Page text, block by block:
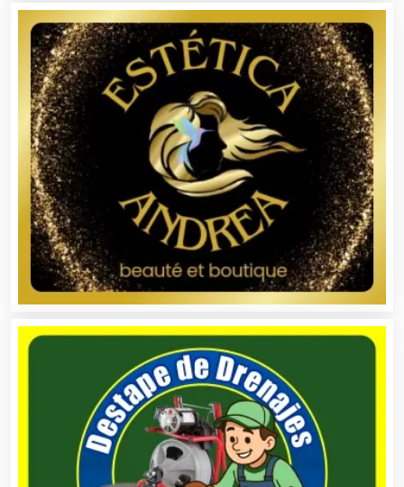
Alarmas
Albercas
Alimentos
Almacenaje
Alquiler de Autos
Alquiler de Equipos para Fiestas
Alquiler de Sillas y Mesas
Alquiler de Trajes de Etiqueta